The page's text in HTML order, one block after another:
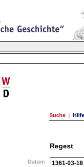
Suche | Hilfe
Regest
Datum 1361-03-18